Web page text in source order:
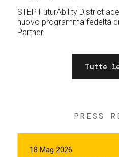
STEP FuturAbility District
nuovo programma fedeltà
Partner.
Tutte
PRESS
18 Mag 2026